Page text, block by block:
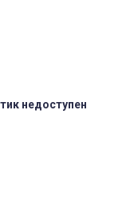
недоступен